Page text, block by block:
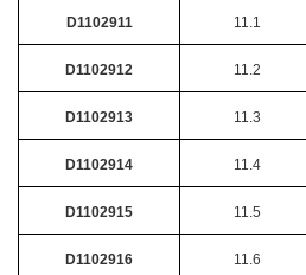
D1102911 11.1
D1102912 11.2
D1102913 11.3
D1102914 11.4
D1102915 11.5
D1102916 11.6